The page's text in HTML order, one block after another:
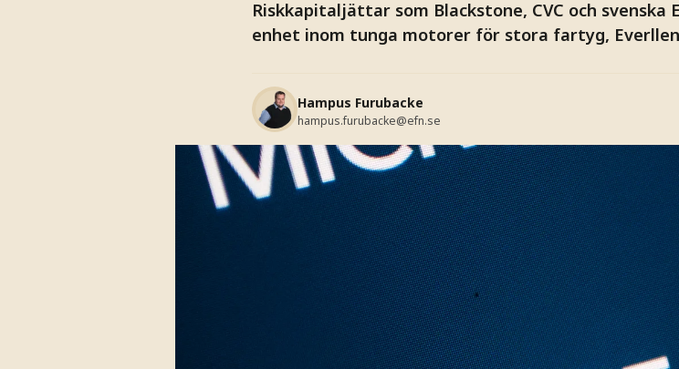
Riskkapitaljättar som Blackstone, CVC och svenska
enhet inom tunga motorer för stora fartyg,
Hampus Furubacke
hampus.furubacke@efn.se